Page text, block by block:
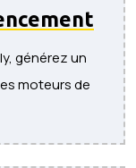
générez un
moteurs de